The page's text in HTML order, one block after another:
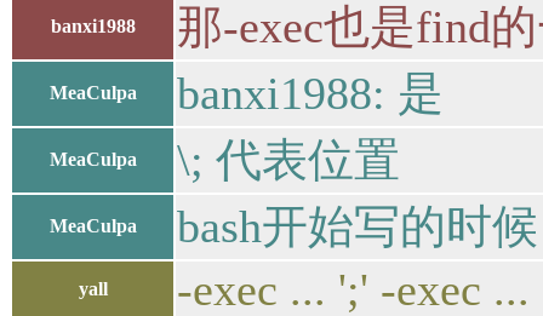
banxi1988 那-exec也是find
MeaCulpa banxi1988: 是
MeaCulpa \; 代表位置
MeaCulpa bash开始写的时
yall -exec ... ';' -exec